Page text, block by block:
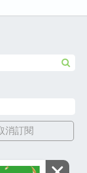
消訂閱
教育基金會